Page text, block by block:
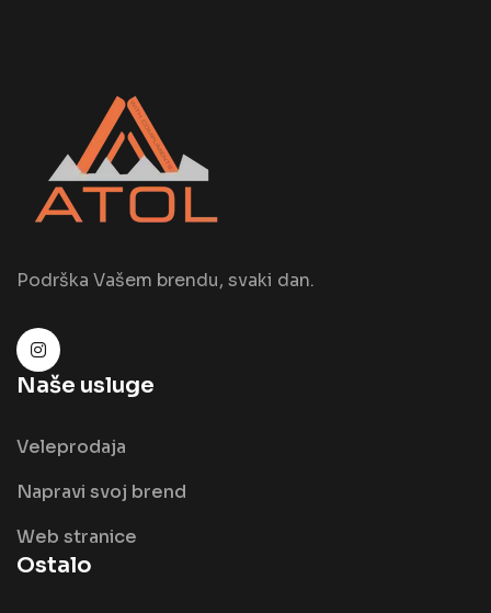
Podrška Vašem brendu, svaki dan.
Naše usluge
Veleprodaja
Napravi svoj brend
Web stranice
Ostalo